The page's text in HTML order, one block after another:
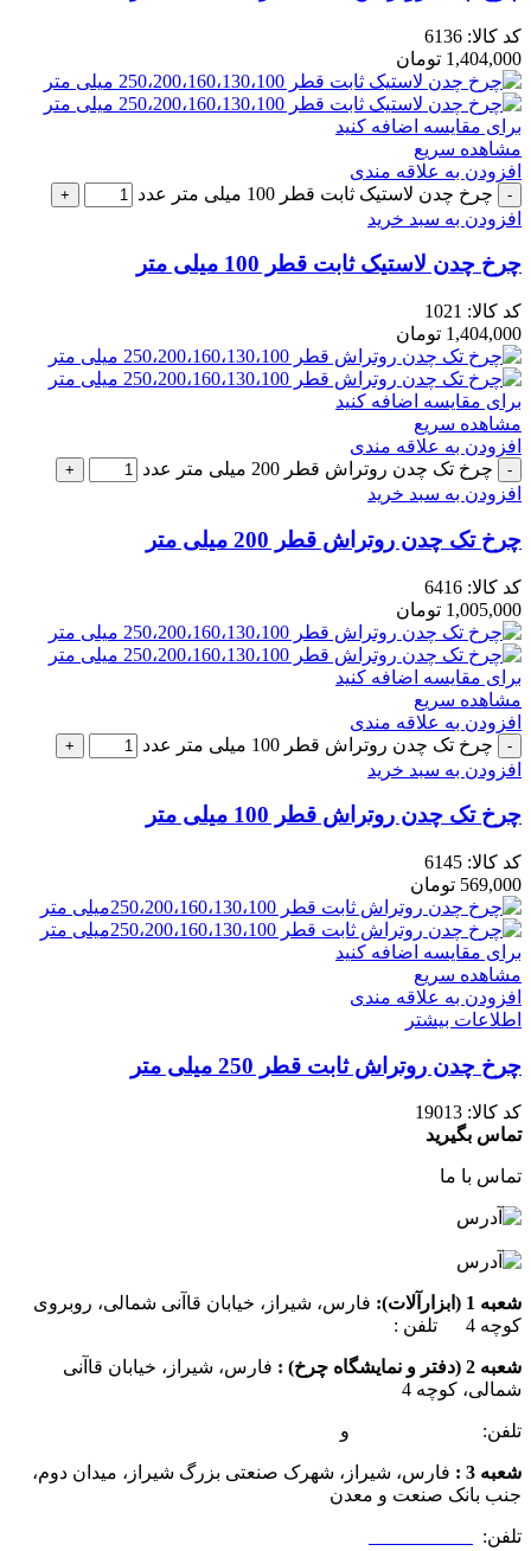
کد کالا: 6136
1,404,000 تومان
برای مقایسه اضافه کنید
مشاهده سریع
افزودن به علاقه مندی
چرخ چدن لاستیک ثابت قطر 100 میلی متر عدد
افزودن به سبد خرید
چرخ چدن لاستیک ثابت قطر 100 میلی متر
کد کالا: 1021
1,404,000 تومان
برای مقایسه اضافه کنید
مشاهده سریع
افزودن به علاقه مندی
چرخ تک چدن روتراش قطر 200 میلی متر عدد
افزودن به سبد خرید
چرخ تک چدن روتراش قطر 200 میلی متر
کد کالا: 6416
1,005,000 تومان
برای مقایسه اضافه کنید
مشاهده سریع
افزودن به علاقه مندی
چرخ تک چدن روتراش قطر 100 میلی متر عدد
افزودن به سبد خرید
چرخ تک چدن روتراش قطر 100 میلی متر
کد کالا: 6145
569,000 تومان
برای مقایسه اضافه کنید
مشاهده سریع
افزودن به علاقه مندی
اطلاعات بیشتر
چرخ چدن روتراش ثابت قطر 250 میلی متر
کد کالا: 19013
تماس بگیرید
تماس با ما
شعبه 1 (ابزارآلات):
فارس، شیراز، خیابان قاآنی شمالی، روبروی
کوچه 4 تلفن :
شعبه 2 (دفتر و نمایشگاه چرخ) :
فارس، شیراز، خیابان قاآنی
شمالی، کوچه 4
تلفن: و
شعبه 3 :
فارس، شیراز، شهرک صنعتی بزرگ شیراز، میدان دوم،
جنب بانک صنعت و معدن
تلفن: